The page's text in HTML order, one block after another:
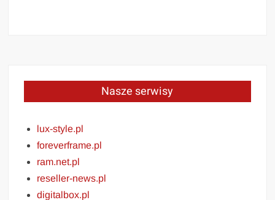
Nasze serwisy
lux-style.pl
foreverframe.pl
ram.net.pl
reseller-news.pl
digitalbox.pl